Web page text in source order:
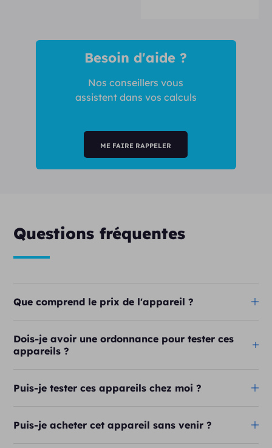
Besoin d'aide ?
Nos conseillers vous
assistent dans vos calculs
ME FAIRE RAPPELER
Questions fréquentes
Que comprend le prix de l'appareil ?
Dois-je avoir une ordonnance pour tester ces
appareils ?
Puis-je tester ces appareils chez moi ?
Puis-je acheter cet appareil sans venir ?